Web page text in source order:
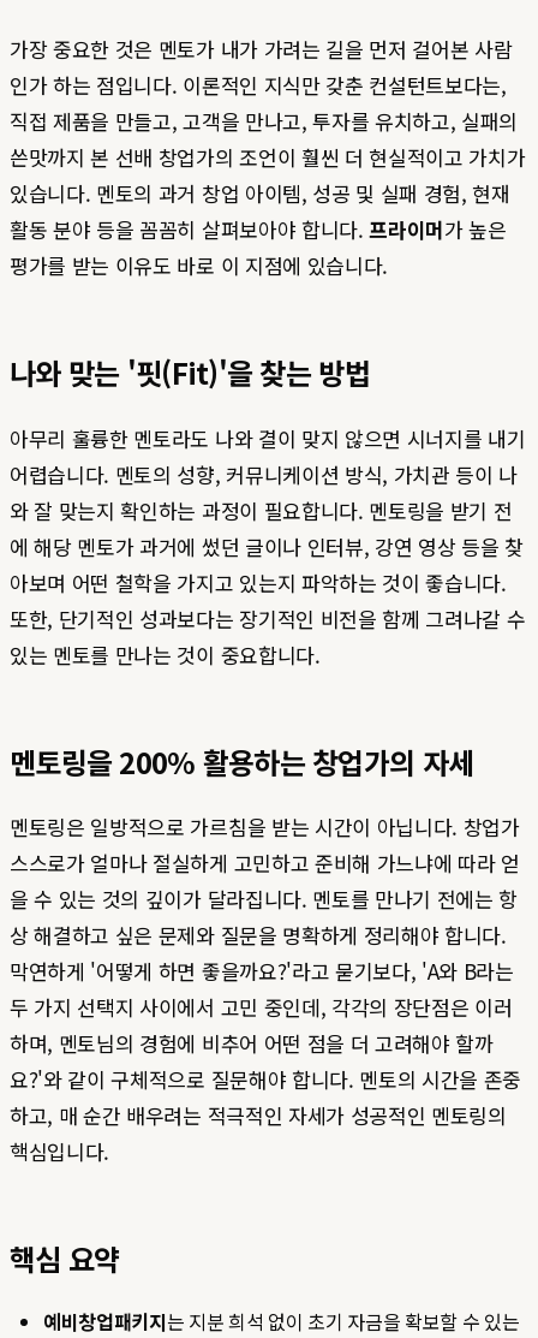
가장 중요한 것은 멘토가 내가 가려는 길을 먼저 걸어본 사람
인가 하는 점입니다. 이론적인 지식만 갖춘 컨설턴트보다는,
직접 제품을 만들고, 고객을 만나고, 투자를 유치하고, 실패의
쓴맛까지 본 선배 창업가의 조언이 훨씬 더 현실적이고 가치가
있습니다. 멘토의 과거 창업 아이템, 성공 및 실패 경험, 현재
활동 분야 등을 꼼꼼히 살펴보아야 합니다.프라이머가 높은
평가를 받는 이유도 바로 이 지점에 있습니다.
나와 맞는 '핏(Fit)'을 찾는 방법
아무리 훌륭한 멘토라도 나와 결이 맞지 않으면 시너지를 내기
어렵습니다. 멘토의 성향, 커뮤니케이션 방식, 가치관 등이 나
와 잘 맞는지 확인하는 과정이 필요합니다. 멘토링을 받기 전
에 해당 멘토가 과거에 썼던 글이나 인터뷰, 강연 영상 등을 찾
아보며 어떤 철학을 가지고 있는지 파악하는 것이 좋습니다.
또한, 단기적인 성과보다는 장기적인 비전을 함께 그려나갈 수
있는 멘토를 만나는 것이 중요합니다.
멘토링을 200% 활용하는 창업가의 자세
멘토링은 일방적으로 가르침을 받는 시간이 아닙니다. 창업가
스스로가 얼마나 절실하게 고민하고 준비해 가느냐에 따라 얻
을 수 있는 것의 깊이가 달라집니다. 멘토를 만나기 전에는 항
상 해결하고 싶은 문제와 질문을 명확하게 정리해야 합니다.
막연하게 '어떻게 하면 좋을까요?'라고 묻기보다, 'A와 B라는
두 가지 선택지 사이에서 고민 중인데, 각각의 장단점은 이러
하며, 멘토님의 경험에 비추어 어떤 점을 더 고려해야 할까
요?'와 같이 구체적으로 질문해야 합니다. 멘토의 시간을 존중
하고, 매 순간 배우려는 적극적인 자세가 성공적인 멘토링의
핵심입니다.
핵심 요약
예비창업패키지는 지분 희석 없이 초기 자금을 확보할 수 있는